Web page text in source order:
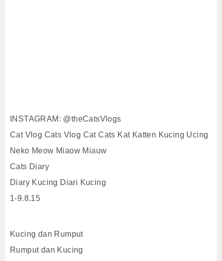
INSTAGRAM: @theCatsVlogs
Cat Vlog Cats Vlog Cat Cats Kat Katten Kucing Ucing
Neko Meow Miaow Miauw
Cats Diary
Diary Kucing Diari Kucing
1-9.8.15
Kucing dan Rumput
Rumput dan Kucing